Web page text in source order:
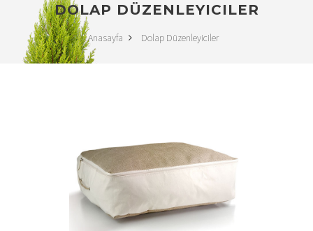
DOLAP DÜZENLEYICILER
Anasayfa Dolap Düzenleyiciler